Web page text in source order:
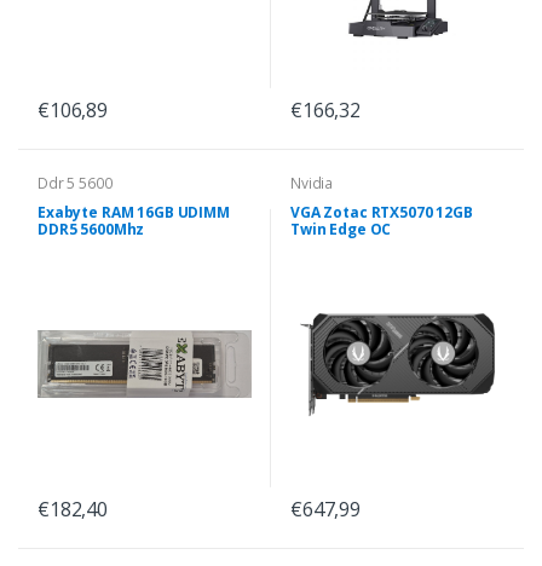
€106,89 €166,32
Ddr 5 5600
Exabyte RAM 16GB UDIMM
DDR5 5600Mhz
€182,40
Nvidia
VGA Zotac RTX5070 12GB
Twin Edge OC
€647,99